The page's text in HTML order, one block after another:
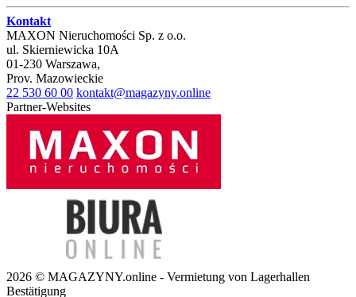
Kontakt
MAXON Nieruchomości Sp. z o.o.
ul. Skierniewicka 10A
01-230 Warszawa,
Prov. Mazowieckie
22 530 60 00 kontakt@magazyny.online
Partner-Websites
2026 © MAGAZYNY.online - Vermietung von Lagerhallen
Bestätigung